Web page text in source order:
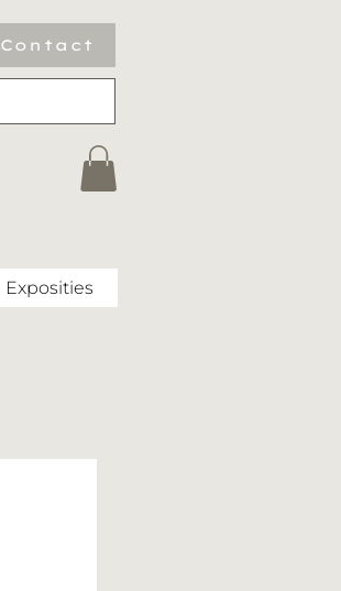
Contact
Exposities